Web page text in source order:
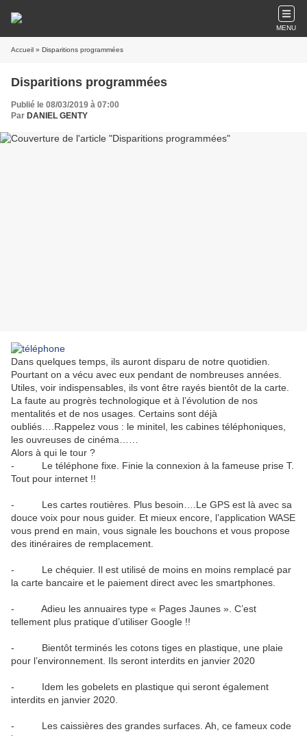
MENU
Accueil » Disparitions programmées
Disparitions programmées
Publié le 08/03/2019 à 07:00
Par DANIEL GENTY
Dans quelques temps, ils auront disparu de notre quotidien.
Pourtant on a vécu avec eux pendant de nombreuses années.
Utiles, voir indispensables, ils vont être rayés bientôt de la carte.
La faute au progrès technologique et à l’évolution de nos
mentalités et de nos usages. Certains sont déjà
oubliés….Rappelez vous : le minitel, les cabines téléphoniques,
les ouvreuses de cinéma……
Alors à qui le tour ?
- Le téléphone fixe. Finie la connexion à la fameuse prise T.
Tout pour internet !!
- Les cartes routières. Plus besoin….Le GPS est là avec sa
douce voix pour nous guider. Et mieux encore, l’application WASE
vous prend en main, vous signale les bouchons et vous propose
des itinéraires de remplacement.
- Le chéquier. Il est utilisé de moins en moins remplacé par
la carte bancaire et le paiement direct avec les smartphones.
- Adieu les annuaires type « Pages Jaunes ». C’est
tellement plus pratique d’utiliser Google !!
- Bientôt terminés les cotons tiges en plastique, une plaie
pour l’environnement. Ils seront interdits en janvier 2020
- Idem les gobelets en plastique qui seront également
interdits en janvier 2020.
- Les caissières des grandes surfaces. Ah, ce fameux code